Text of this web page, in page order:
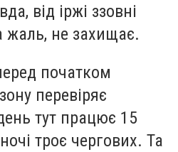
від іржі ззовні
жаль, не захищає.
початком
перевіряє
тут працює 15
троє чергових. Та